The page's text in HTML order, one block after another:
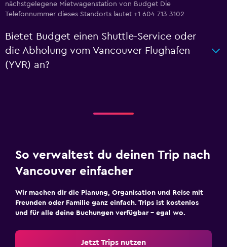
nächstgelegene Mietwagenstation von Budget Die
Telefonnummer dieses Standorts lautet +1 604 713 3102
Bietet Budget einen Shuttle-Service oder
die Abholung vom Vancouver Flughafen
(YVR) an?
So verwaltest du deinen Trip nach
Vancouver einfacher
Wir machen dir die Planung, Organisation und Reise mit
Freunden oder Familie ganz einfach. Trips ist kostenlos
und für alle deine Buchungen verfügbar – egal wo.
Jetzt Trips nutzen